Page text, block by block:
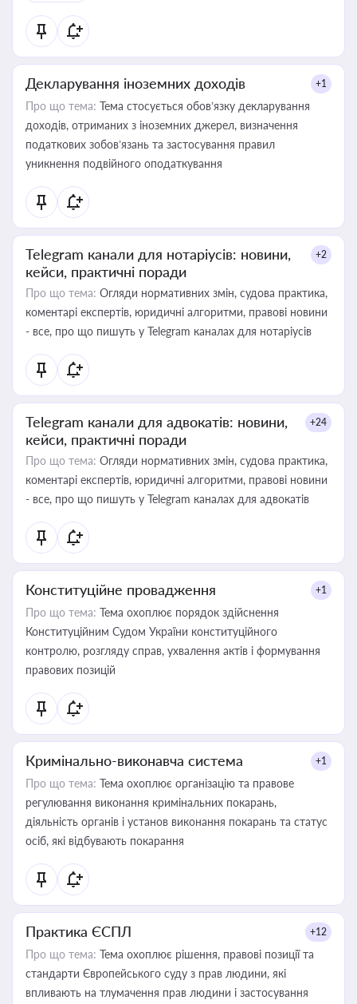
Декларування іноземних доходів +1
Про що тема: Тема стосується обов’язку декларування
доходів, отриманих з іноземних джерел, визначення
податкових зобов’язань та застосування правил
уникнення подвійного оподаткування
Telegram канали для нотаріусів: новини,
кейси, практичні поради
+2
Про що тема: Огляди нормативних змін, судова практика,
коментарі експертів, юридичні алгоритми, правові новини
- все, про що пишуть у Telegram каналах для нотаріусів
Telegram канали для адвокатів: новини,
кейси, практичні поради
+24
Про що тема: Огляди нормативних змін, судова практика,
коментарі експертів, юридичні алгоритми, правові новини
- все, про що пишуть у Telegram каналах для адвокатів
Конституційне провадження +1
Про що тема: Тема охоплює порядок здійснення
Конституційним Судом України конституційного
контролю, розгляду справ, ухвалення актів і формування
правових позицій
Кримінально-виконавча система +1
Про що тема: Тема охоплює організацію та правове
регулювання виконання кримінальних покарань,
діяльність органів і установ виконання покарань та статус
осіб, які відбувають покарання
Практика ЄСПЛ +12
Про що тема: Тема охоплює рішення, правові позиції та
стандарти Європейського суду з прав людини, які
впливають на тлумачення прав людини і застосування